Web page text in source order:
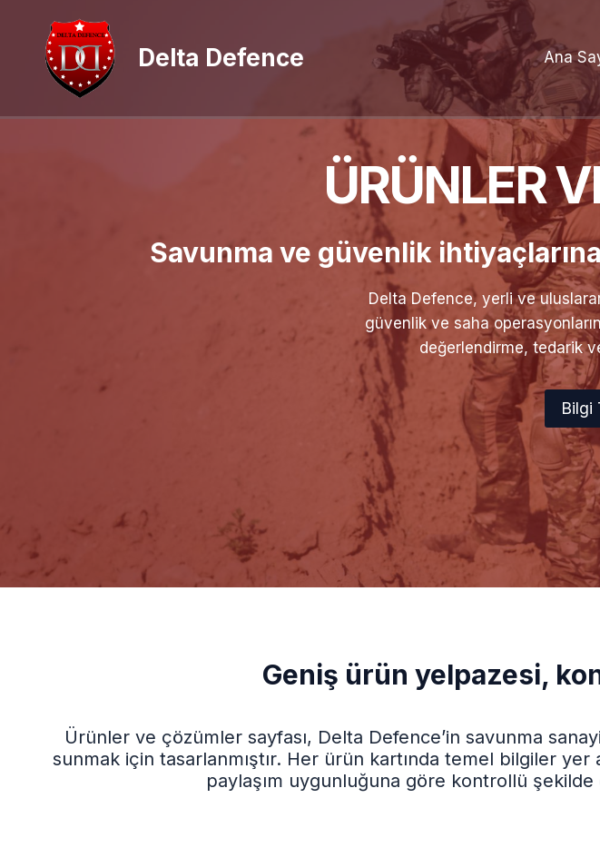
content
Delta Defence Ana
ÜRÜNLER
Savunma ve güvenlik
Delta Defence, yerli ve
güvenlik ve saha
değerlendirme, tedarik
Bilgi
Geniş ürün yelpazesi,
Ürünler ve çözümler sayfası, Delta Defence’in savunma
sunmak için tasarlanmıştır. Her ürün kartında temel bilgiler
paylaşım uygunluğuna göre kontrollü